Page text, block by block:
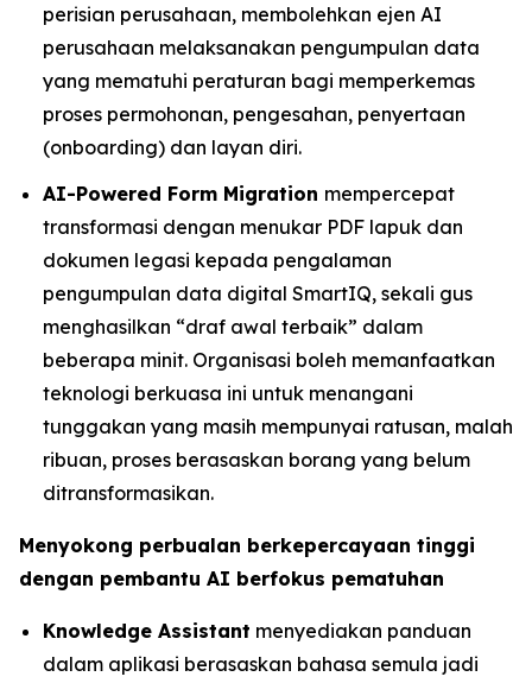
perisian perusahaan, membolehkan ejen AI
perusahaan melaksanakan pengumpulan data
yang mematuhi peraturan bagi memperkemas
proses permohonan, pengesahan, penyertaan
(onboarding) dan layan diri.
AI-Powered Form Migration mempercepat
transformasi dengan menukar PDF lapuk dan
dokumen legasi kepada pengalaman
pengumpulan data digital SmartIQ, sekali gus
menghasilkan “draf awal terbaik” dalam
beberapa minit. Organisasi boleh memanfaatkan
teknologi berkuasa ini untuk menangani
tunggakan yang masih mempunyai ratusan, malah
ribuan, proses berasaskan borang yang belum
ditransformasikan.
Menyokong perbualan berkepercayaan tinggi
dengan pembantu AI berfokus pematuhan
Knowledge Assistant menyediakan panduan
dalam aplikasi berasaskan bahasa semula jadi